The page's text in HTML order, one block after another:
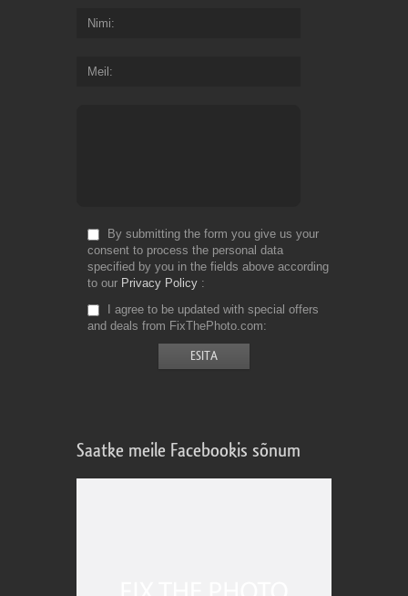
Nimi
Meil
By submitting the form you give us your
consent to process the personal data
specified by you in the fields above according
to our Privacy Policy
I agree to be updated with special offers
and deals from FixThePhoto.com
Saatke meile Facebookis sõnum